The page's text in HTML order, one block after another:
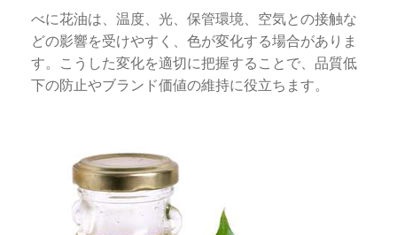
べに花油は、温度、光、保管環境、空気との接触な
どの影響を受けやすく、色が変化する場合がありま
す。こうした変化を適切に把握することで、品質低
下の防止やブランド価値の維持に役立ちます。